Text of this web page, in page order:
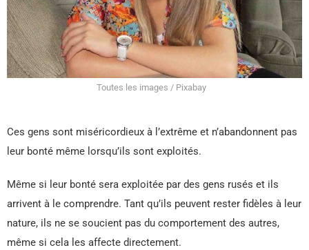
Toutes les images / Pixabay
Ces gens sont miséricordieux à l’extrême et n’abandonnent pas
leur bonté même lorsqu’ils sont exploités.
Même si leur bonté sera exploitée par des gens rusés et ils
arrivent à le comprendre. Tant qu’ils peuvent rester fidèles à leur
nature, ils ne se soucient pas du comportement des autres,
même si cela les affecte directement.